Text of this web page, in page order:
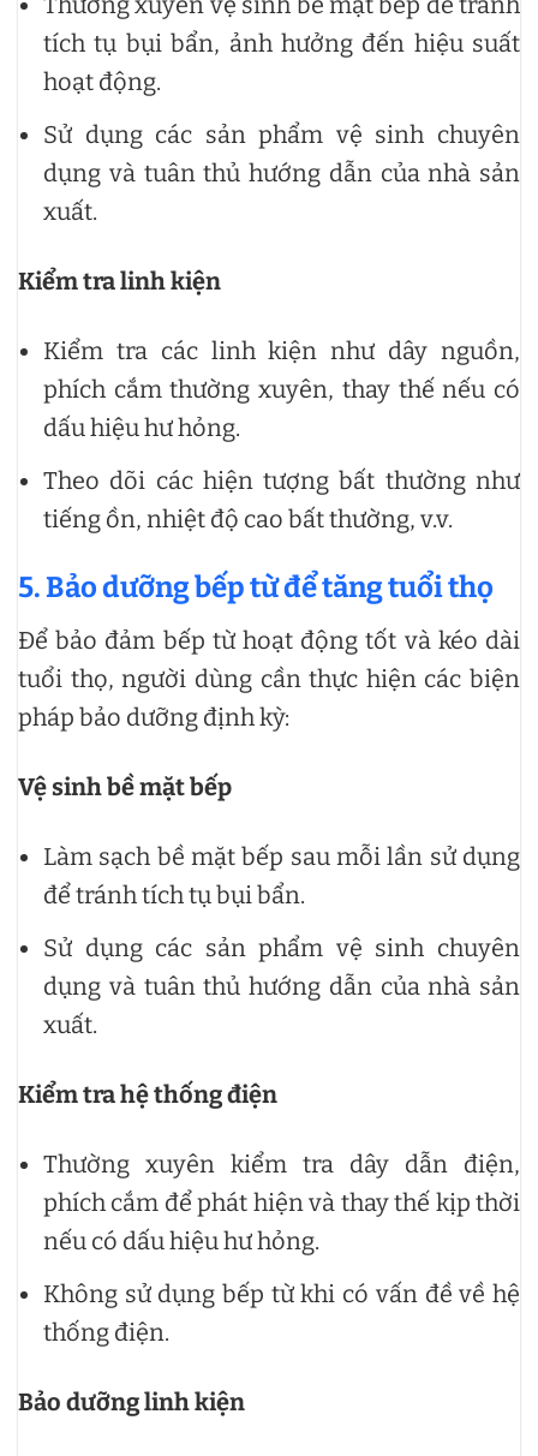
tích tụ bụi bẩn, ảnh hưởng đến hiệu suất
hoạt động.
Sử dụng các sản phẩm vệ sinh chuyên
dụng và tuân thủ hướng dẫn của nhà sản
xuất.
Kiểm tra linh kiện
Kiểm tra các linh kiện như dây nguồn,
phích cắm thường xuyên, thay thế nếu có
dấu hiệu hư hỏng.
Theo dõi các hiện tượng bất thường như
tiếng ồn, nhiệt độ cao bất thường, v.v.
5. Bảo dưỡng bếp từ để tăng tuổi thọ
Để bảo đảm bếp từ hoạt động tốt và kéo dài
tuổi thọ, người dùng cần thực hiện các biện
pháp bảo dưỡng định kỳ:
Vệ sinh bề mặt bếp
Làm sạch bề mặt bếp sau mỗi lần sử dụng
để tránh tích tụ bụi bẩn.
Sử dụng các sản phẩm vệ sinh chuyên
dụng và tuân thủ hướng dẫn của nhà sản
xuất.
Kiểm tra hệ thống điện
Thường xuyên kiểm tra dây dẫn điện,
phích cắm để phát hiện và thay thế kịp thời
nếu có dấu hiệu hư hỏng.
Không sử dụng bếp từ khi có vấn đề về hệ
thống điện.
Bảo dưỡng linh kiện